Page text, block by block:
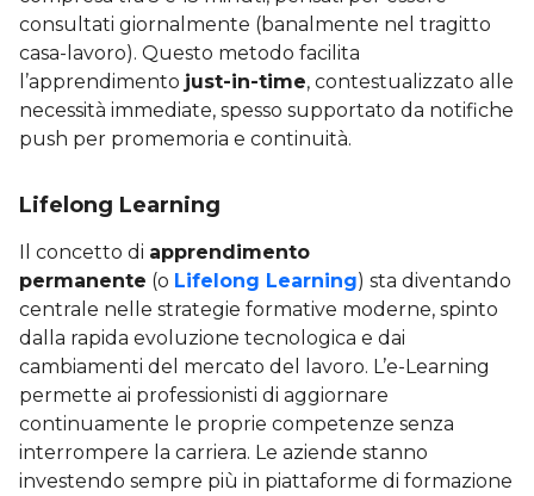
consultati giornalmente (banalmente nel tragitto
casa-lavoro). Questo metodo facilita
l’apprendimento just-in-time, contestualizzato alle
necessità immediate, spesso supportato da notifiche
push per promemoria e continuità.
Lifelong Learning
Il concetto di apprendimento
permanente (o Lifelong Learning) sta diventando
centrale nelle strategie formative moderne, spinto
dalla rapida evoluzione tecnologica e dai
cambiamenti del mercato del lavoro. L’e-Learning
permette ai professionisti di aggiornare
continuamente le proprie competenze senza
interrompere la carriera. Le aziende stanno
investendo sempre più in piattaforme di formazione